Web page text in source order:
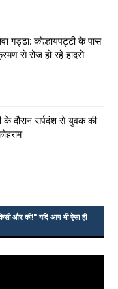
गड्ढा: कोल्हायपट्टी के पास
से रोज हो रहे हादसे
के दौरान सर्पदंश से युवक की
और की!" यदि आप भी ऐसा ही